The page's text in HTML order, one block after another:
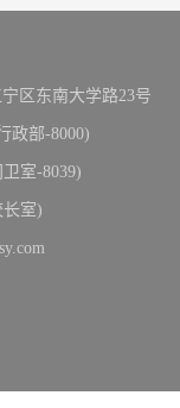
区东南大学路23号
政部-8000)
室-8039)
室)